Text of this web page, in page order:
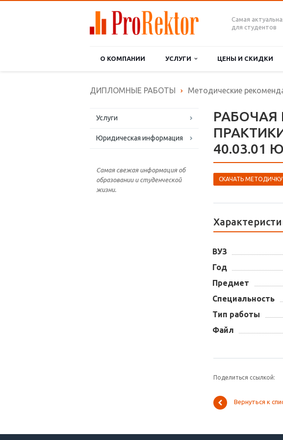
Самая
для студентов
О КОМПАНИИ УСЛУГИ ЦЕНЫ И СКИДКИ
ДИПЛОМНЫЕ РАБОТЫ Методические
Услуги
Юридическая информация
Самая свежая информация об
образовании и студенческой
жизни.
ПРАКТИКИ
40.03.01
СКАЧАТЬ МЕТОДИЧКУ
ВУЗ
Год
Предмет
Специальность
Тип работы
Файл
Поделиться ссылкой:
Вернуться к